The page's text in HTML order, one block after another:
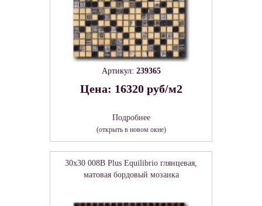
Артикул: 239365
Цена: 16320 руб/м2
Подробнее
(открыть в новом окне)
30x30 008B Plus Equilibrio глянцевая,
матовая бордовый мозаика